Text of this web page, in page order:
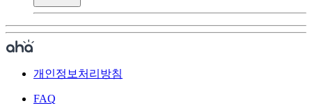
개인정보처리방침
FAQ